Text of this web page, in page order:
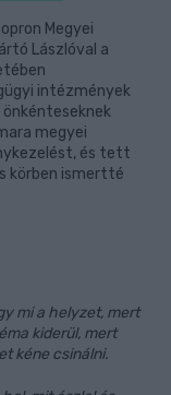
Megyei
Lászlóval a
intézmények
megyei
és tett
körben ismertté
mi a helyzet, mert
kiderül, mert
kéne csinálni.